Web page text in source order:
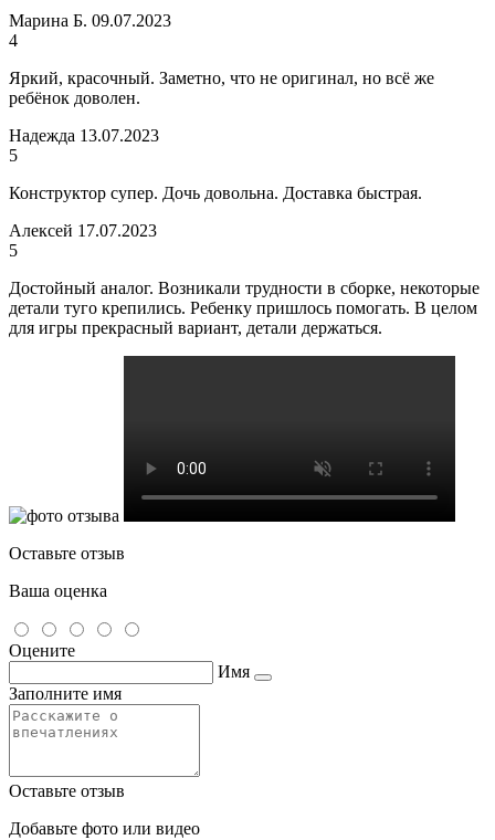
Марина Б. 09.07.2023
4
Яркий, красочный. Заметно, что не оригинал, но всё же
ребёнок доволен.
Надежда 13.07.2023
5
Конструктор супер. Дочь довольна. Доставка быстрая.
Алексей 17.07.2023
5
Достойный аналог. Возникали трудности в сборке, некоторые
детали туго крепились. Ребенку пришлось помогать. В целом
для игры прекрасный вариант, детали держаться.
Оставьте отзыв
Ваша оценка
Оцените
Имя
Заполните имя
Оставьте отзыв
Добавьте фото или видео